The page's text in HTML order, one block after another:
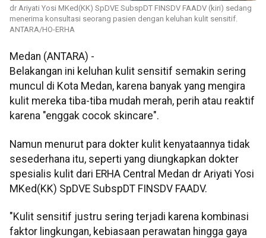
dr Ariyati Yosi MKed(KK) SpDVE SubspDT FINSDV FAADV (kiri) sedang
menerima konsultasi seorang pasien dengan keluhan kulit sensitif.
ANTARA/HO-ERHA
Medan (ANTARA) -
Belakangan ini keluhan kulit sensitif semakin sering
muncul di Kota Medan, karena banyak yang mengira
kulit mereka tiba-tiba mudah merah, perih atau reaktif
karena "enggak cocok skincare".
Namun menurut para dokter kulit kenyataannya tidak
sesederhana itu, seperti yang diungkapkan dokter
spesialis kulit dari ERHA Central Medan dr Ariyati Yosi
MKed(KK) SpDVE SubspDT FINSDV FAADV.
"Kulit sensitif justru sering terjadi karena kombinasi
faktor lingkungan, kebiasaan perawatan hingga gaya